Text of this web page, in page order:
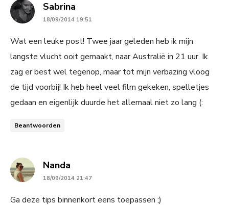
Sabrina
18/09/2014 19:51
Wat een leuke post! Twee jaar geleden heb ik mijn
langste vlucht ooit gemaakt, naar Australië in 21 uur. Ik
zag er best wel tegenop, maar tot mijn verbazing vloog
de tijd voorbij! Ik heb heel veel film gekeken, spelletjes
gedaan en eigenlijk duurde het allemaal niet zo lang (:
Beantwoorden
Nanda
18/09/2014 21:47
Ga deze tips binnenkort eens toepassen ;)